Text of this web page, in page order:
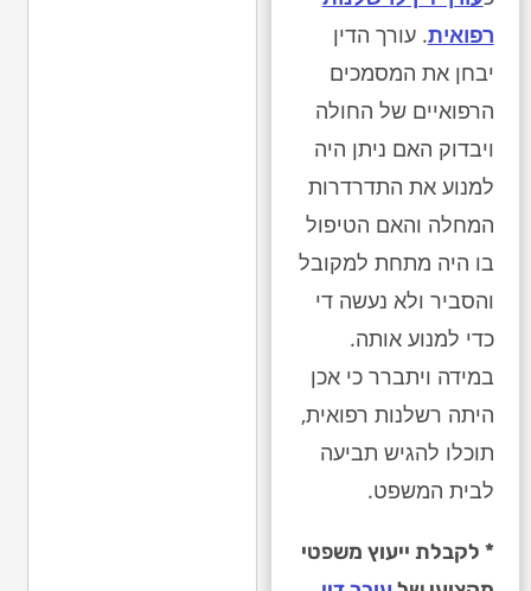
רפואית. עורך הדין
יבחן את המסמכים
הרפואיים של החולה
ויבדוק האם ניתן היה
למנוע את התדרדרות
המחלה והאם הטיפול
בו היה מתחת למקובל
והסביר ולא נעשה די
כדי למנוע אותה.
במידה ויתברר כי אכן
היתה רשלנות רפואית,
תוכלו להגיש תביעה
לבית המשפט.
* לקבלת ייעוץ משפטי